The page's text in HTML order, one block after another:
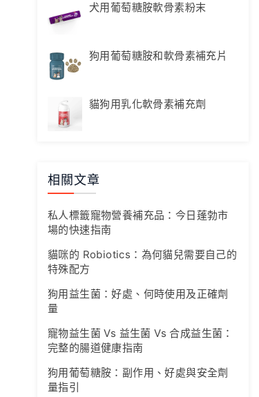
犬用葡萄糖胺軟骨素粉末
狗用葡萄糖胺和軟骨素補充片
貓狗用乳化軟骨素補充劑
相關文章
私人標籤寵物營養補充品：今日蓬勃市
場的快速指南
貓咪的 Robiotics：為何貓兒需要自己的
特殊配方
狗用益生菌：好處、何時使用及正確劑
量
寵物益生菌 Vs 益生菌 Vs 合成益生菌：
完整的腸道健康指南
狗用葡萄糖胺：副作用、好處與安全劑
量指引